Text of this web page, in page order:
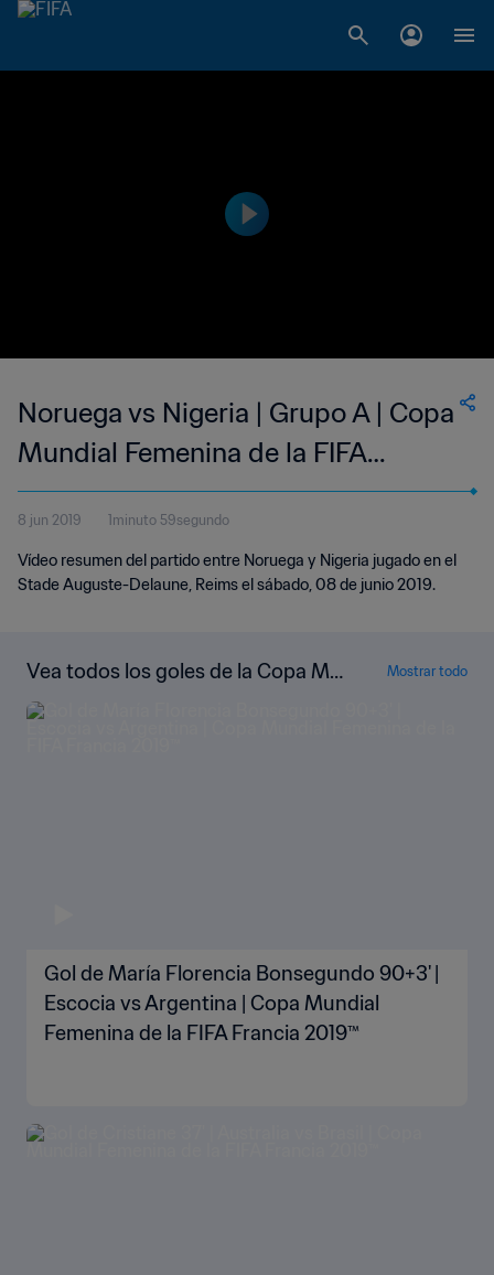
Noruega vs Nigeria | Grupo A | Copa
Mundial Femenina de la FIFA
Francia 2019™ | Highlights
8 jun 2019 1minuto 59segundo
Vídeo resumen del partido entre Noruega y Nigeria jugado en el
Stade Auguste-Delaune, Reims el sábado, 08 de junio 2019.
Vea todos los goles de la Copa Mu
ndial Femenina de la FIFA Francia 2
019™
Mostrar todo
Gol de María Florencia Bonsegundo 90+3' |
Escocia vs Argentina | Copa Mundial
Femenina de la FIFA Francia 2019™